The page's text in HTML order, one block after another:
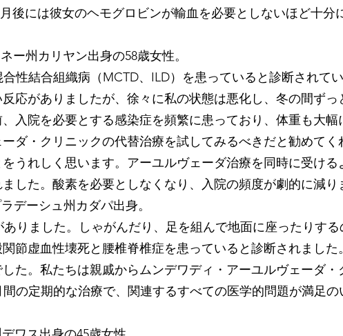
後には彼女のヘモグロビンが輸血を必要としないほど十分
州カリヤン出身の58歳女性。
性結合組織病（MCTD、ILD）を患っていると診断されて
応がありましたが、徐々に私の状態は悪化し、冬の間ずっ
入院を必要とする感染症を頻繁に患っており、体重も大幅
ダ・クリニックの代替治療を試してみるべきだと勧めてく
うれしく思います。アーユルヴェーダ治療を同時に受ける
した。酸素を必要としなくなり、入院の頻度が劇的に減り
ーシュ州カダパ出身。
りました。しゃがんだり、足を組んで地面に座ったりする
節虚血性壊死と腰椎脊椎症を患っていると診断されました
た。私たちは親戚からムンデワディ・アーユルヴェーダ・
の定期的な治療で、関連するすべての医学的問題が満足の